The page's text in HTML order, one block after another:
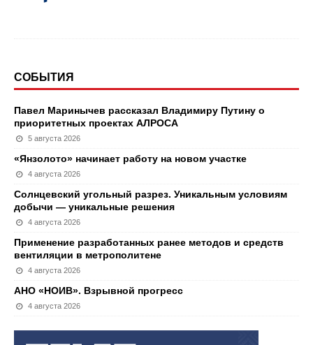
СОБЫТИЯ
Павел Маринычев рассказал Владимиру Путину о
приоритетных проектах АЛРОСА
5 августа 2026
«Янзолото» начинает работу на новом участке
4 августа 2026
Солнцевский угольный разрез. Уникальным условиям
добычи — уникальные решения
4 августа 2026
Применение разработанных ранее методов и средств
вентиляции в метрополитене
4 августа 2026
АНО «НОИВ». Взрывной прогресс
4 августа 2026